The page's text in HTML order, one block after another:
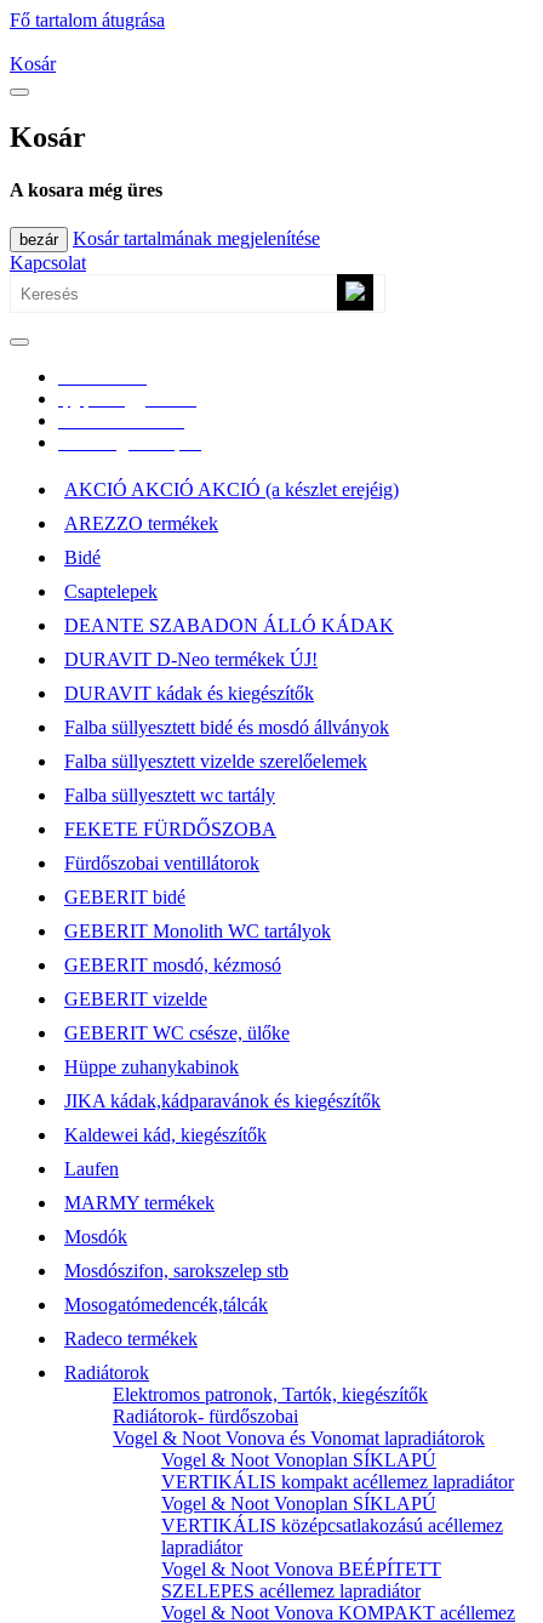
Fő tartalom átugrása
Kosár
Kosár
A kosara még üres
bezár
Kosár tartalmának megjelenítése
Kapcsolat
AKCIÓ AKCIÓ AKCIÓ (a készlet erejéig)
AREZZO termékek
Bidé
Csaptelepek
DEANTE SZABADON ÁLLÓ KÁDAK
DURAVIT D-Neo termékek ÚJ!
DURAVIT kádak és kiegészítők
Falba süllyesztett bidé és mosdó állványok
Falba süllyesztett vizelde szerelőelemek
Falba süllyesztett wc tartály
FEKETE FÜRDŐSZOBA
Fürdőszobai ventillátorok
GEBERIT bidé
GEBERIT Monolith WC tartályok
GEBERIT mosdó, kézmosó
GEBERIT vizelde
GEBERIT WC csésze, ülőke
Hüppe zuhanykabinok
JIKA kádak,kádparavánok és kiegészítők
Kaldewei kád, kiegészítők
Laufen
MARMY termékek
Mosdók
Mosdószifon, sarokszelep stb
Mosogatómedencék,tálcák
Radeco termékek
Radiátorok
Elektromos patronok, Tartók, kiegészítők
Radiátorok- fürdőszobai
Vogel & Noot Vonova és Vonomat lapradiátorok
Vogel & Noot Vonoplan SÍKLAPÚ
VERTIKÁLIS kompakt acéllemez lapradiátor
Vogel & Noot Vonoplan SÍKLAPÚ
VERTIKÁLIS középcsatlakozású acéllemez
lapradiátor
Vogel & Noot Vonova BEÉPÍTETT
SZELEPES acéllemez lapradiátor
Vogel & Noot Vonova KOMPAKT acéllemez